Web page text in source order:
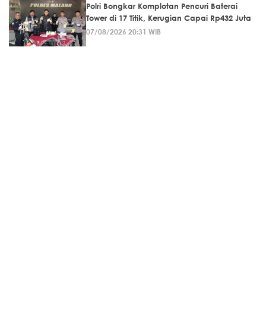
Polri Bongkar Komplotan Pencuri Baterai
Tower di 17 Titik, Kerugian Capai Rp432 Juta
07/08/2026 20:31 WIB